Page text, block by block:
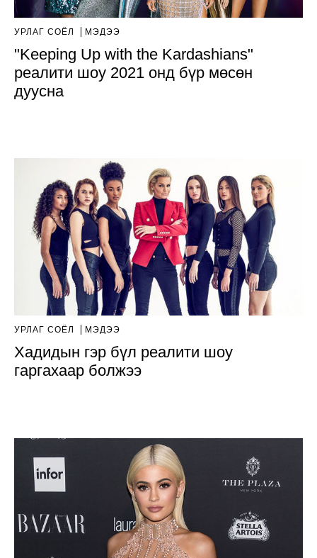
УРЛАГ СОЁЛ МЭДЭЭ
"Keeping Up with the Kardashians"
реалити шоу 2021 онд бүр мөсөн
дуусна
УРЛАГ СОЁЛ МЭДЭЭ
Хадидын гэр бүл реалити шоу
гаргахаар болжээ